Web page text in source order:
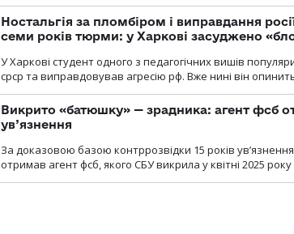
Ностальгія за пломбіром і виправдання
семи років тюрми: у Харкові засуджено
У Харкові студент одного з педагогічних вишів
срср та виправдовував агресію рф. Вже нині він
Викрито «батюшку» — зрадника: агент фсб
ув’язнення
За доказовою базою контррозвідки 15 років
отримав агент фсб, якого СБУ викрила у квітні 2025